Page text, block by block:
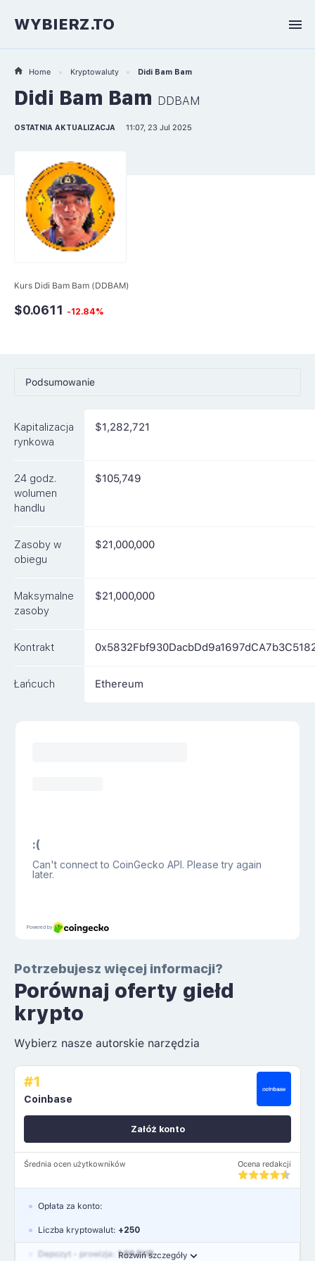
WYBIERZ.TO
Home Kryptowaluty Didi Bam Bam
Didi Bam Bam DDBAM
OSTATNIA AKTUALIZACJA 11:07, 23 Jul 2025
Kurs Didi Bam Bam (DDBAM)
$0.0611 -12.84%
Podsumowanie
Rynki
FAQ
Kapitalizacja
rynkowa
$1,282,721
24 godz.
wolumen
handlu
$105,749
Zasoby w
obiegu
$21,000,000
Maksymalne
zasoby
$21,000,000
Kontrakt
Łańcuch Ethereum
Potrzebujesz więcej informacji?
Porównaj oferty giełd
krypto
Wybierz nasze autorskie narzędzia
#1
Coinbase
Średnia ocen użytkowników Ocena redakcji
Załóż konto
Rozwiń szczegóły
Opłata za konto:
Liczba kryptowalut: +250
Depozyt - prowizja: 1.99 EUR